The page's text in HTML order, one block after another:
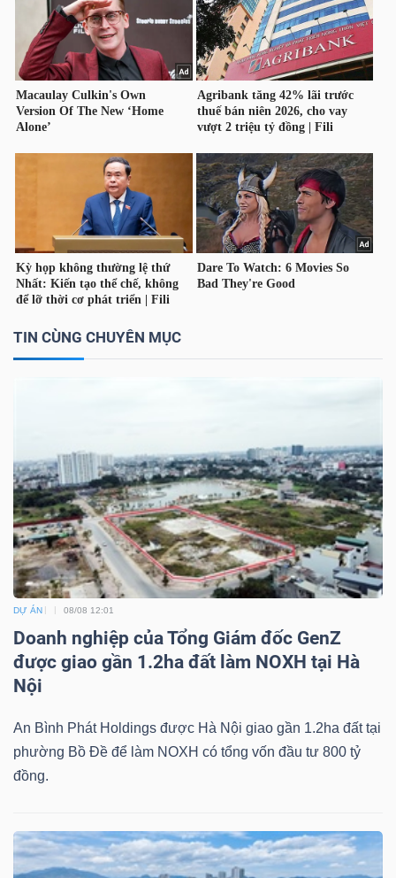
TIN CÙNG CHUYÊN MỤC
DỰ ÁN 08/08 12:01
Doanh nghiệp của Tổng Giám đốc GenZ
được giao gần 1.2ha đất làm NOXH tại Hà
Nội
An Bình Phát Holdings được Hà Nội giao gần 1.2ha đất tại
phường Bồ Đề để làm NOXH có tổng vốn đầu tư 800 tỷ
đồng.
TRUY
XUẤT
DỮ
LIỆU
Ngành
SECTOR
NĂNG
NGUYÊN
VẬT
LIỆU
NGHIỆP
TIÊU
KHÔNG
THIẾT